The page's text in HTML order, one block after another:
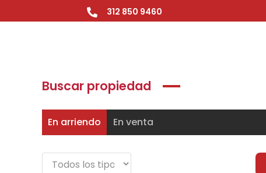
al
312 850 9460
Buscar propiedad
En arriendo En venta